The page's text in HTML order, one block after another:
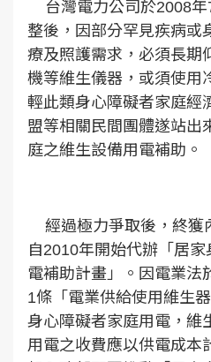
台灣電力公司於2008年
整後，因部分罕見疾病或
療及照護需求，必須長期
機等維生儀器，或須使用
輕此類身心障礙者家庭經
盟等相關民間團體遂站出
庭之維生設備用電補助。
經過極力爭取後，終獲
自2010年開始代辦「居
電補助計畫」。因電業法
1條「電業供給使用維生
身心障礙者家庭用電，維
用電之收費應以供電成本